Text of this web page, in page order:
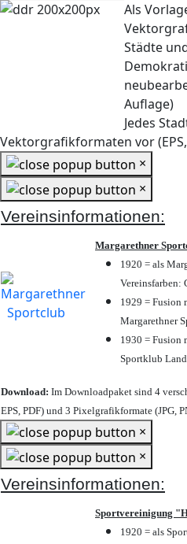
Als
Städte
Auflage)
Jedes
Vektorgrafikformaten vor (EPS,
×
×
Vereinsinformationen:
Margarethner
1920 = als
Vereinsfarben:
1929 = Fusion
Margarethner
1930 = Fusion
Sportklub
Download: Im Downloadpaket sind 4
EPS, PDF) und 3 Pixelgrafikformate (JPG,
×
×
Vereinsinformationen:
Sportvereinigung
1920 = als